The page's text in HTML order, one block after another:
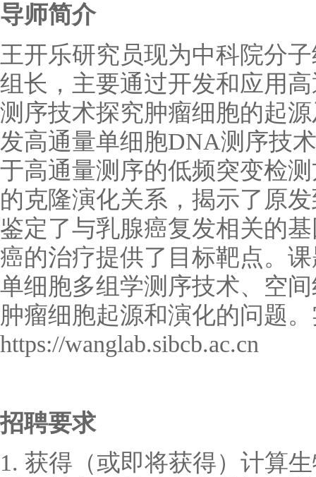
导师简介
王开乐研究员现为中科院分
组长， 主要通过开发和应用
测序技术探究肿瘤细胞的起
发高通量单细胞DNA测序技
于高通量测序的低频突变检
的克隆演化关系，揭示了原
鉴定了与乳腺癌复发相关的
癌的治疗提供了目标靶点。
单细胞多组学测序技术、空
肿瘤细胞起源和演化的问题
https://wanglab.sibcb.ac.cn
招聘要求
1. 获得（或即将获得）计算